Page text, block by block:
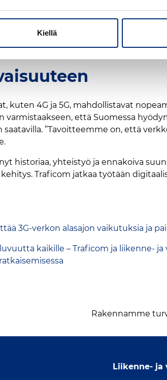
Kiellä
pääsy luotettaviin verkkoyhteyksiin.
alueellista tasa-arvoa
vaatii eri osapuolten tiivistä
tasa-arvo toteutuu.
kuten 4G ja 5G, mahdollistavat
varmistaakseen, että Suomessa
”Tavoitteemme on, että
historiaa, yhteistyö ja ennakoiva
Traficom jatkaa työtään
3G-verkon alasajon vaikutuksia ja
kaikille – Traficom ja liikenne-
Rakennamme
Liikenne-